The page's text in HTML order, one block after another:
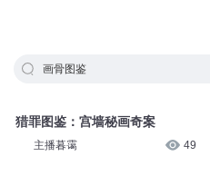
画骨图鉴
猎罪图鉴：宫墙秘画奇案
主播暮霭 49